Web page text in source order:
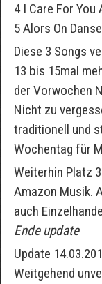
4 I Care For You
5 Alors On
Diese 3 Songs
13 bis 15mal
der Vorwochen
Nicht zu
traditionell und
Wochentag für
Weiterhin Platz
Amazon Musik.
auch
Ende update
Update
Weitgehend